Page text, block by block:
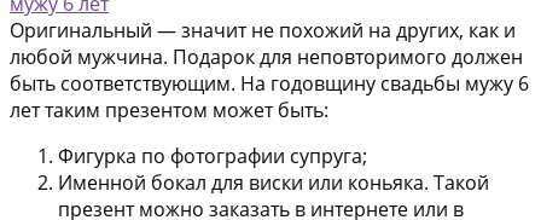
Оригинальный — значит не похожий на других, как и
любой мужчина. Подарок для неповторимого должен
быть соответствующим. На годовщину свадьбы мужу 6
лет таким презентом может быть:
Фигурка по фотографии супруга;
Именной бокал для виски или коньяка. Такой
презент можно заказать в интернете или в